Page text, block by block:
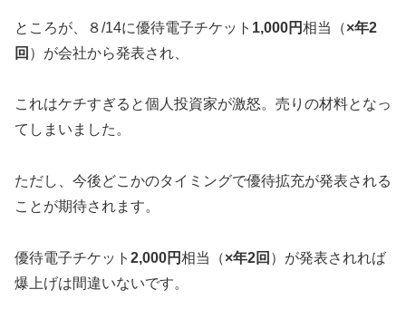
ところが、８/14に優待電子チケット 1,000円相当（×年2
回 ）が会社から発表され、
これはケチすぎると個人投資家が激怒。売りの材料となっ
てしまいました。
ただし、今後どこかのタイミングで優待拡充が発表される
ことが期待されます。
優待電子チケット 2,000円相当（×年2回 ）が発表されれば
爆上げは間違いないです。